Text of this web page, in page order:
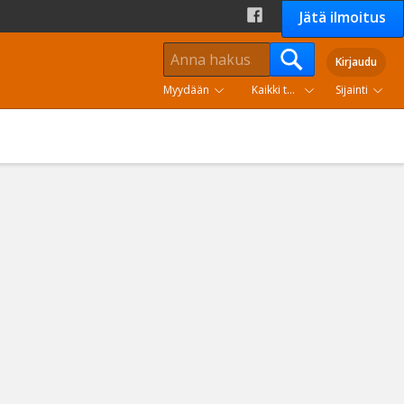
Jätä ilmoitus
Kirjaudu
Myydään
Kaikki tuoteryhmät Sijainti